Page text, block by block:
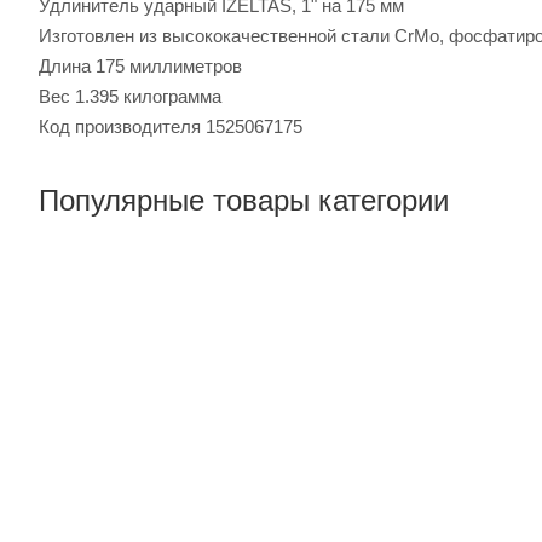
Удлинитель ударный IZELTAS, 1" на 175 мм
Изготовлен из высококачественной стали CrMo,
Длина 175 миллиметров
Вес 1.395 килограмма
Код производителя 1525067175
Популярные товары категории